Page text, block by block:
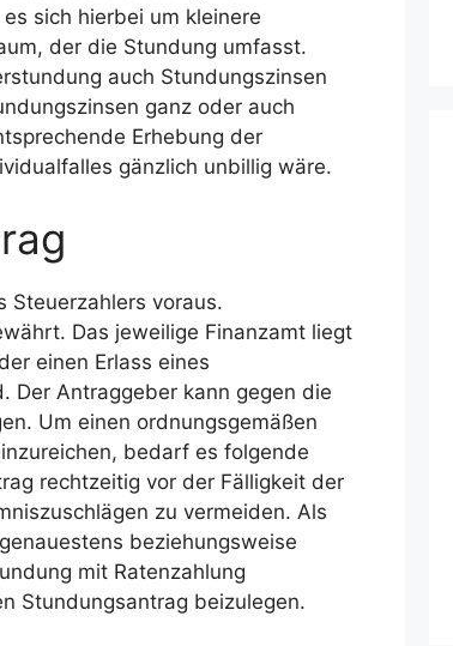
sich hierbei um kleinere
der die Stundung umfasst.
auch Stundungszinsen
ganz oder auch
Erhebung der
gänzlich unbillig wäre.
Steuerzahlers voraus.
Das jeweilige Finanzamt liegt
einen Erlass eines
Der Antraggeber kann gegen die
Um einen ordnungsgemäßen
bedarf es folgende
rechtzeitig vor der Fälligkeit der
zu vermeiden. Als
beziehungsweise
mit Ratenzahlung
Stundungsantrag beizulegen.